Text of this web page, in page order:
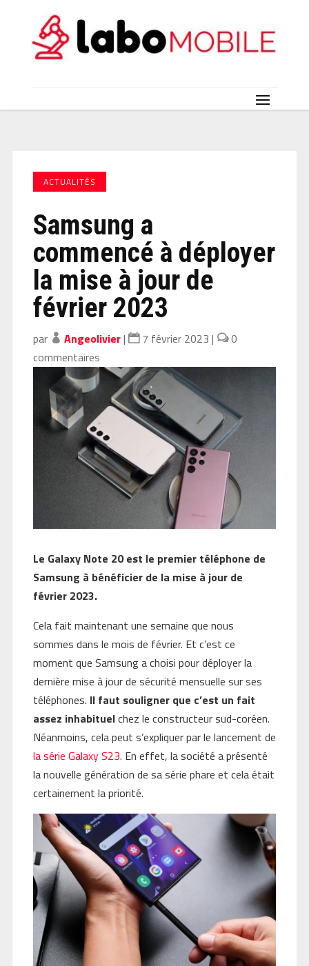
ACTUALITÉS
Samsung a
commencé à déployer
la mise à jour de
février 2023
par Angeolivier| 7 février 2023 |
0
commentaires
Le Galaxy Note 20 est le premier téléphone de
Samsung à bénéficier de la mise à jour de
février 2023.
Cela fait maintenant une semaine que nous
sommes dans le mois de février. Et c’est ce
moment que Samsung a choisi pour déployer la
dernière mise à jour de sécurité mensuelle sur ses
téléphones. Il faut souligner que c’est un fait
assez inhabituelchez le constructeur sud-coréen.
Néanmoins, cela peut s’expliquer par le lancement de
la série Galaxy S23. En effet, la société a présenté
la nouvelle génération de sa série phare et cela était
certainement la priorité.